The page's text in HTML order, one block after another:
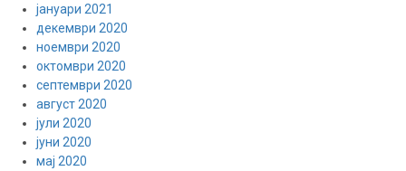
јануари 2021
декември 2020
ноември 2020
октомври 2020
септември 2020
август 2020
јули 2020
јуни 2020
мај 2020